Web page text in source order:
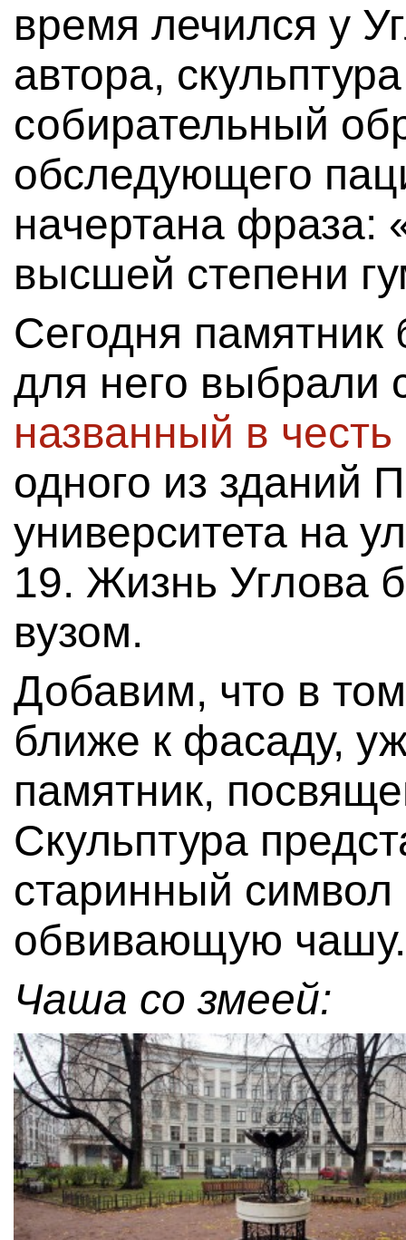
время лечился у
автора,
собирательный
обследующего
начертана фраза:
высшей степени
Сегодня
для него выбрали
названный в
одного из зданий
университета на
19. Жизнь Углова
вузом.
Добавим, что в
ближе к фасаду,
памятник,
Скульптура
старинный
обвивающую чашу.
Чаша со змеей: